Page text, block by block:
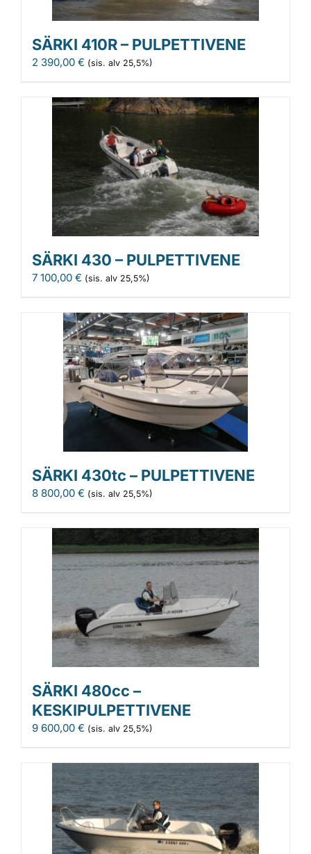
SÄRKI 410R – PULPETTIVENE
2 390,00 € (sis. alv 25,5%)
SÄRKI 430 – PULPETTIVENE
7 100,00 € (sis. alv 25,5%)
SÄRKI 430tc – PULPETTIVENE
8 800,00 € (sis. alv 25,5%)
SÄRKI 480cc –
KESKIPULPETTIVENE
9 600,00 € (sis. alv 25,5%)